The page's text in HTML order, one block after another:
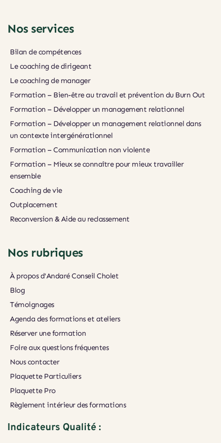
Nos services
Bilan de compétences
Le coaching de dirigeant
Le coaching de manager
Formation – Bien-être au travail et prévention du Burn Out
Formation – Développer un management relationnel
Formation – Développer un management relationnel dans
un contexte intergénérationnel
Formation – Communication non violente
Formation – Mieux se connaître pour mieux travailler
ensemble
Coaching de vie
Outplacement
Reconversion & Aide au reclassement
Nos rubriques
À propos d'Andaré Conseil Cholet
Blog
Témoignages
Agenda des formations et ateliers
Réserver une formation
Foire aux questions fréquentes
Nous contacter
Plaquette Particuliers
Plaquette Pro
Règlement intérieur des formations
Indicateurs Qualité :